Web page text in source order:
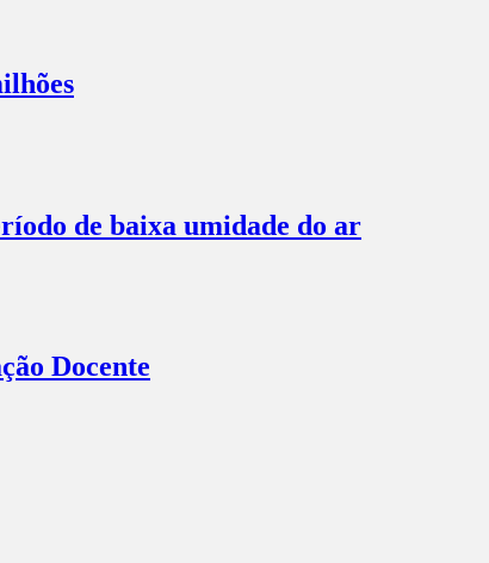
de baixa umidade do ar
Docente